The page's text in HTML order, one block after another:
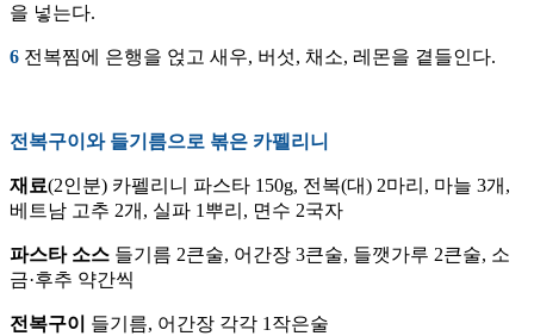
을 넣는다.
6 전복찜에 은행을 얹고 새우, 버섯, 채소, 레몬을 곁들인다.
전복구이와 들기름으로 볶은 카펠리니
재료(2인분) 카펠리니 파스타 150g, 전복(대) 2마리, 마늘 3개,
베트남 고추 2개, 실파 1뿌리, 면수 2국자
파스타 소스 들기름 2큰술, 어간장 3큰술, 들깻가루 2큰술, 소
금·후추 약간씩
전복구이 들기름, 어간장 각각 1작은술